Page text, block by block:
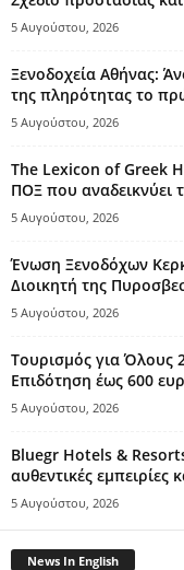
5 Αυγούστου, 2026
Ξενοδοχεία Αθήνας:
της πληρότητας το
5 Αυγούστου, 2026
The Lexicon of Greek
ΠΟΞ που αναδεικνύει
5 Αυγούστου, 2026
Ένωση Ξενοδόχων
Διοικητή της
5 Αυγούστου, 2026
Τουρισμός για Όλους
Επιδότηση έως 600
5 Αυγούστου, 2026
Bluegr Hotels &
αυθεντικές εμπειρίες
5 Αυγούστου, 2026
News In English